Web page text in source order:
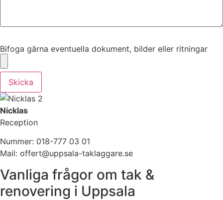
Bifoga gärna eventuella dokument, bilder eller ritningar
Skicka
Nicklas
Reception
Nummer: 018-777 03 01
Mail: offert@uppsala-taklaggare.se
Vanliga frågor om tak &
renovering i Uppsala